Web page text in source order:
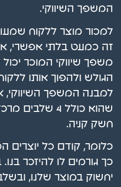
המשפך השיווקי.
למכור מוצר ללקוח
זה כמעט בלתי אפשרי,
משפך שיווקי המוכר
הגולש ולהפוך אותו
למבנה המשפך השיווקי,
שהוא כולל 4
חשק קניה.
כלומר, קודם כל יוצרים
כך גורמים לו להיזכר
יחשוק במוצר שלנו,